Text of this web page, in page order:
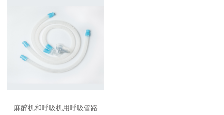
麻醉机和呼吸机用呼吸管路